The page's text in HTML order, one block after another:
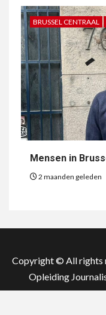
BRUSSEL CENTRAAL
Mensen in
2 maanden geleden
Copyright © All rights
Opleiding